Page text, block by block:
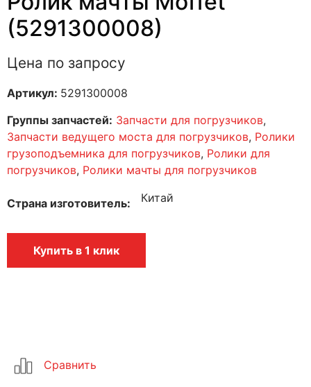
(5291300008)
Цена по запросу
Артикул: 5291300008
Группы запчастей: Запчасти для погрузчиков,
Запчасти ведущего моста для погрузчиков, Ролики
грузоподъемника для погрузчиков, Ролики для
погрузчиков, Ролики мачты для погрузчиков
Страна изготовитель Китай
Купить в 1 клик